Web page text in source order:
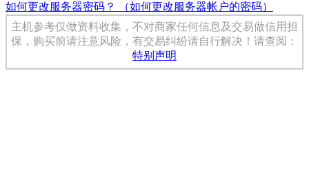
如何更改服务器密码？ （如何更改服务器帐户的密码）
主机参考仅做资料收集，不对商家任何信息及交易做信用担
保，购买前请注意风险，有交易纠纷请自行解决！请查阅：
特别声明